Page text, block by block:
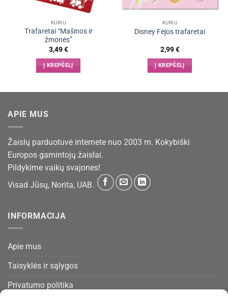
KURIU
Trafaretai “Mašinos ir
žmonės”
3,49€
Į KREPŠELĮ
KURIU
Disney Fėjos trafaretai
2,99€
Į KREPŠELĮ
APIE MUS
Žaislų parduotuvė internete nuo 2003 m. Kokybiški
Europos gamintojų žaislai.
Pildykime vaikų svajones!
Visad Jūsų, Norita, UAB.
INFORMACIJA
Apie mus
Taisyklės ir sąlygos
Privatumo politika